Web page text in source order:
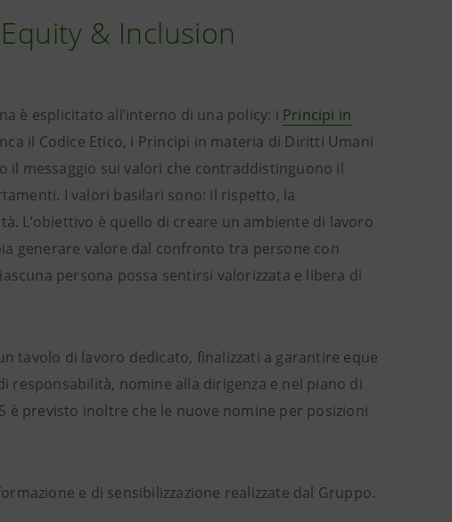
& Inclusion
è esplicitato all’interno di una policy: i Principi in
il Codice Etico, i Principi in materia di Diritti Umani
il messaggio sui valori che contraddistinguono il
I valori basilari sono: il rispetto, la
L’obiettivo è quello di creare un ambiente di lavoro
generare valore dal confronto tra persone con
persona possa sentirsi valorizzata e libera di
tavolo di lavoro dedicato, finalizzati a garantire eque
nomine alla dirigenza e nel piano di
è previsto inoltre che le nuove nomine per posizioni
e di sensibilizzazione realizzate dal Gruppo.